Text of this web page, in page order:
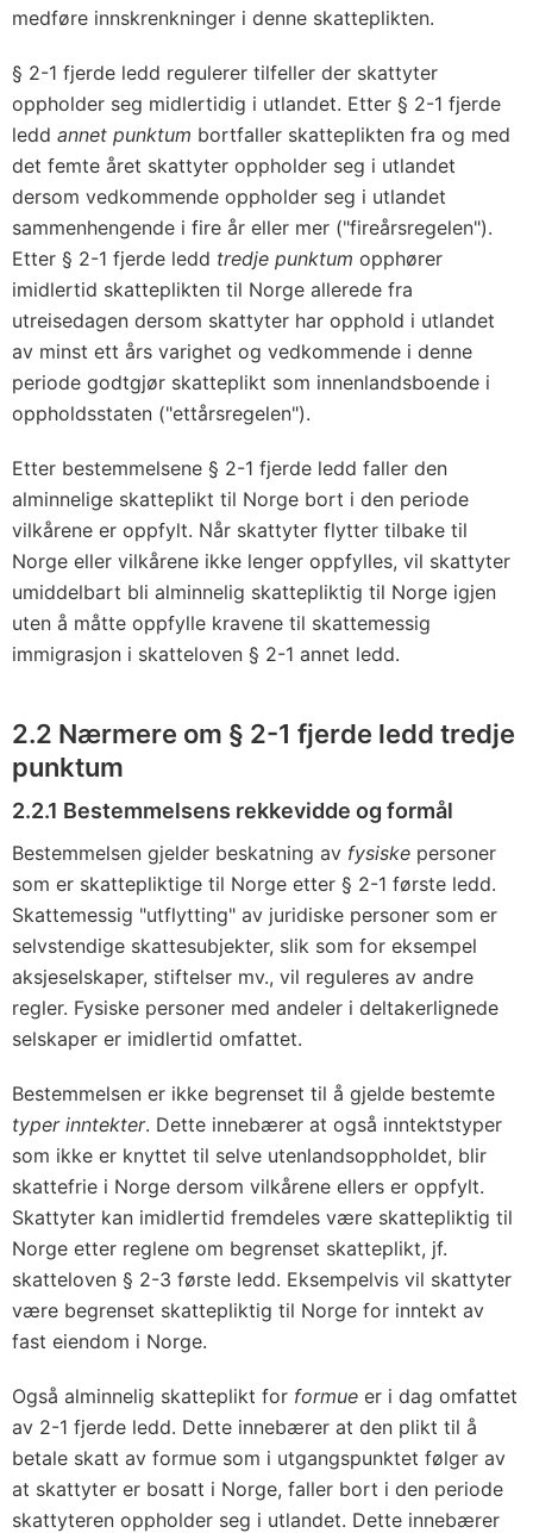
medføre innskrenkninger i denne skatteplikten.
§ 2-1 fjerde ledd regulerer tilfeller der skattyter
oppholder seg midlertidig i utlandet. Etter § 2-1 fjerde
ledd annet punktum bortfaller skatteplikten fra og med
det femte året skattyter oppholder seg i utlandet
dersom vedkommende oppholder seg i utlandet
sammenhengende i fire år eller mer ("fireårsregelen").
Etter § 2-1 fjerde ledd tredje punktum opphører
imidlertid skatteplikten til Norge allerede fra
utreisedagen dersom skattyter har opphold i utlandet
av minst ett års varighet og vedkommende i denne
periode godtgjør skatteplikt som innenlandsboende i
oppholdsstaten ("ettårsregelen").
Etter bestemmelsene § 2-1 fjerde ledd faller den
alminnelige skatteplikt til Norge bort i den periode
vilkårene er oppfylt. Når skattyter flytter tilbake til
Norge eller vilkårene ikke lenger oppfylles, vil skattyter
umiddelbart bli alminnelig skattepliktig til Norge igjen
uten å måtte oppfylle kravene til skattemessig
immigrasjon i skatteloven § 2-1 annet ledd.
2.2 Nærmere om § 2-1 fjerde ledd tredje
punktum
2.2.1 Bestemmelsens rekkevidde og formål
Bestemmelsen gjelder beskatning av fysiske personer
som er skattepliktige til Norge etter § 2-1 første ledd.
Skattemessig "utflytting" av juridiske personer som er
selvstendige skattesubjekter, slik som for eksempel
aksjeselskaper, stiftelser mv., vil reguleres av andre
regler. Fysiske personer med andeler i deltakerlignede
selskaper er imidlertid omfattet.
Bestemmelsen er ikke begrenset til å gjelde bestemte
typer inntekter. Dette innebærer at også inntektstyper
som ikke er knyttet til selve utenlandsoppholdet, blir
skattefrie i Norge dersom vilkårene ellers er oppfylt.
Skattyter kan imidlertid fremdeles være skattepliktig til
Norge etter reglene om begrenset skatteplikt, jf.
skatteloven § 2-3 første ledd. Eksempelvis vil skattyter
være begrenset skattepliktig til Norge for inntekt av
fast eiendom i Norge.
Også alminnelig skatteplikt for formue er i dag omfattet
av 2-1 fjerde ledd. Dette innebærer at den plikt til å
betale skatt av formue som i utgangspunktet følger av
at skattyter er bosatt i Norge, faller bort i den periode
skattyteren oppholder seg i utlandet. Dette innebærer